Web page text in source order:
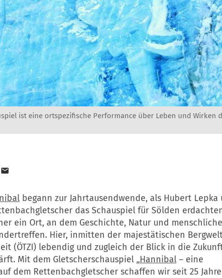
ist eine ortspezifische Performance über Leben und Wirken
begann zur Jahrtausendwende, als Hubert Lepka
das Schauspiel für Sölden
ein Ort, an dem Geschichte, Natur und
Hier, inmitten der majestätischen
(ÖTZI) lebendig und zugleich der Blick in die
Mit dem Gletscherschauspiel „Hannibal – eine
dem Rettenbachgletscher schaffen wir seit 25